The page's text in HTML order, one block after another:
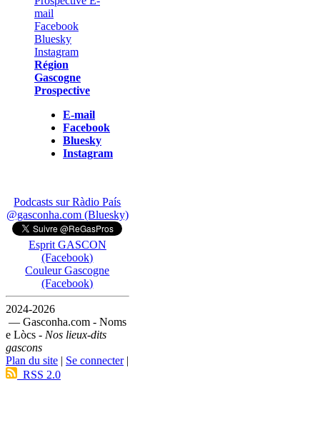
Région
Gascogne
Prospective
E-mail
Facebook
Bluesky
Instagram
Podcasts sur Ràdio País
@gasconha.com (Bluesky)
Esprit GASCON
(Facebook)
Couleur Gascogne
(Facebook)
2024-2026
— Gasconha.com - Noms
e Lòcs - Nos lieux-dits
gascons
Plan du site | Se connecter|
RSS 2.0